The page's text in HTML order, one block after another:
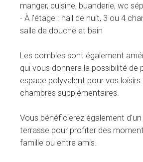
manger, cuisine, buanderie, wc
- À l'étage : hall de nuit, 3 ou 4
salle de douche et bain
Les combles sont également
qui vous donnera la possibilité de
espace polyvalent pour vos
chambres supplémentaires.
Vous bénéficierez également
terrasse pour profiter des
famille ou entre amis.